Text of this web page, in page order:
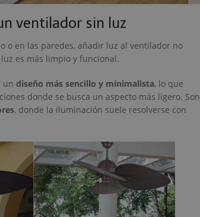
ventilador sin luz
o en las paredes, añadir luz al ventilador no
es más limpio y funcional.
un diseño más sencillo y minimalista, lo que
donde se busca un aspecto más ligero. Son
, donde la iluminación suele resolverse con